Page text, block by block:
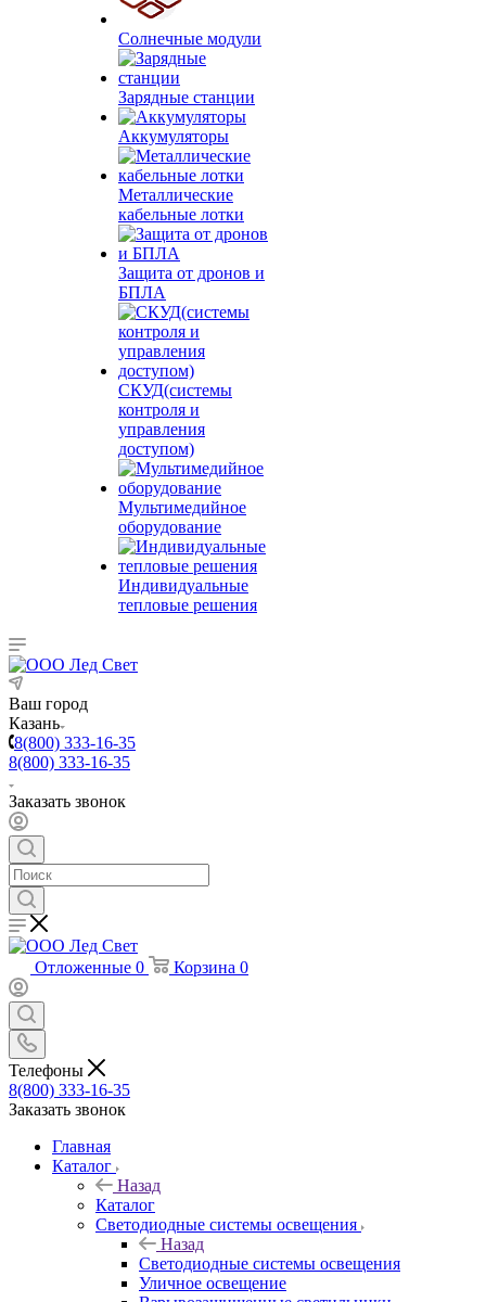
Солнечные модули
Зарядные станции
Аккумуляторы
Металлические
кабельные лотки
Защита от дронов и
БПЛА
СКУД(системы
контроля и
управления
доступом)
Мультимедийное
оборудование
Индивидуальные
тепловые решения
Ваш город
Казань
8(800) 333-16-35
8(800) 333-16-35
Заказать звонок
Отложенные 0 Корзина 0
Телефоны
8(800) 333-16-35
Заказать звонок
Главная
Каталог
Назад
Каталог
Светодиодные системы освещения
Назад
Светодиодные системы освещения
Уличное освещение